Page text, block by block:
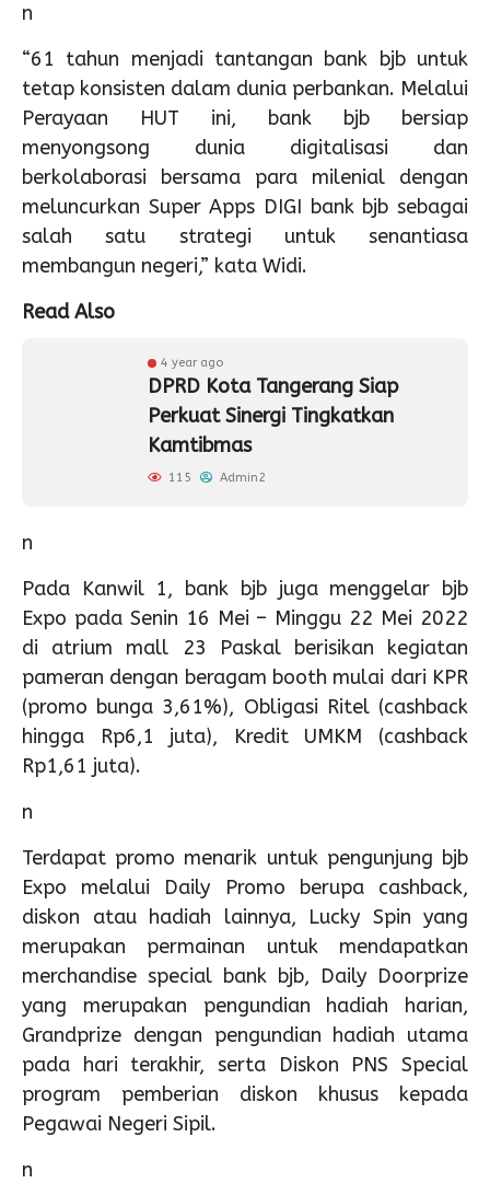
n
“61 tahun menjadi tantangan bank bjb untuk
tetap konsisten dalam dunia perbankan. Melalui
Perayaan HUT ini, bank bjb bersiap
menyongsong dunia digitalisasi dan
berkolaborasi bersama para milenial dengan
meluncurkan Super Apps DIGI bank bjb sebagai
salah satu strategi untuk senantiasa
membangun negeri,” kata Widi.
Read Also
4 year ago
DPRD Kota Tangerang Siap
Perkuat Sinergi Tingkatkan
Kamtibmas
115 Admin2
n
Pada Kanwil 1, bank bjb juga menggelar bjb
Expo pada Senin 16 Mei – Minggu 22 Mei 2022
di atrium mall 23 Paskal berisikan kegiatan
pameran dengan beragam booth mulai dari KPR
(promo bunga 3,61%), Obligasi Ritel (cashback
hingga Rp6,1 juta), Kredit UMKM (cashback
Rp1,61 juta).
n
Terdapat promo menarik untuk pengunjung bjb
Expo melalui Daily Promo berupa cashback,
diskon atau hadiah lainnya, Lucky Spin yang
merupakan permainan untuk mendapatkan
merchandise special bank bjb, Daily Doorprize
yang merupakan pengundian hadiah harian,
Grandprize dengan pengundian hadiah utama
pada hari terakhir, serta Diskon PNS Special
program pemberian diskon khusus kepada
Pegawai Negeri Sipil.
n